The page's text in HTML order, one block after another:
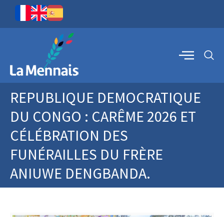
REPUBLIQUE DEMOCRATIQUE
DU CONGO : CARÊME 2026 ET
CÉLÉBRATION DES
FUNÉRAILLES DU FRÈRE
ANIUWE DENGBANDA.